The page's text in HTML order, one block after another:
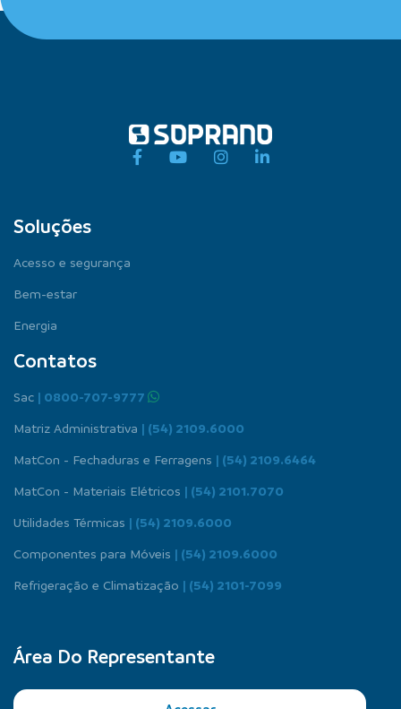
Soluções
Acesso e segurança
Bem-estar
Energia
Contatos
Sac | 0800-707-9777
Matriz Administrativa | (54) 2109.6000
MatCon - Fechaduras e Ferragens | (54) 2109.6464
MatCon - Materiais Elétricos | (54) 2101.7070
Utilidades Térmicas | (54) 2109.6000
Componentes para Móveis | (54) 2109.6000
Refrigeração e Climatização | (54) 2101-7099
Área Do Representante